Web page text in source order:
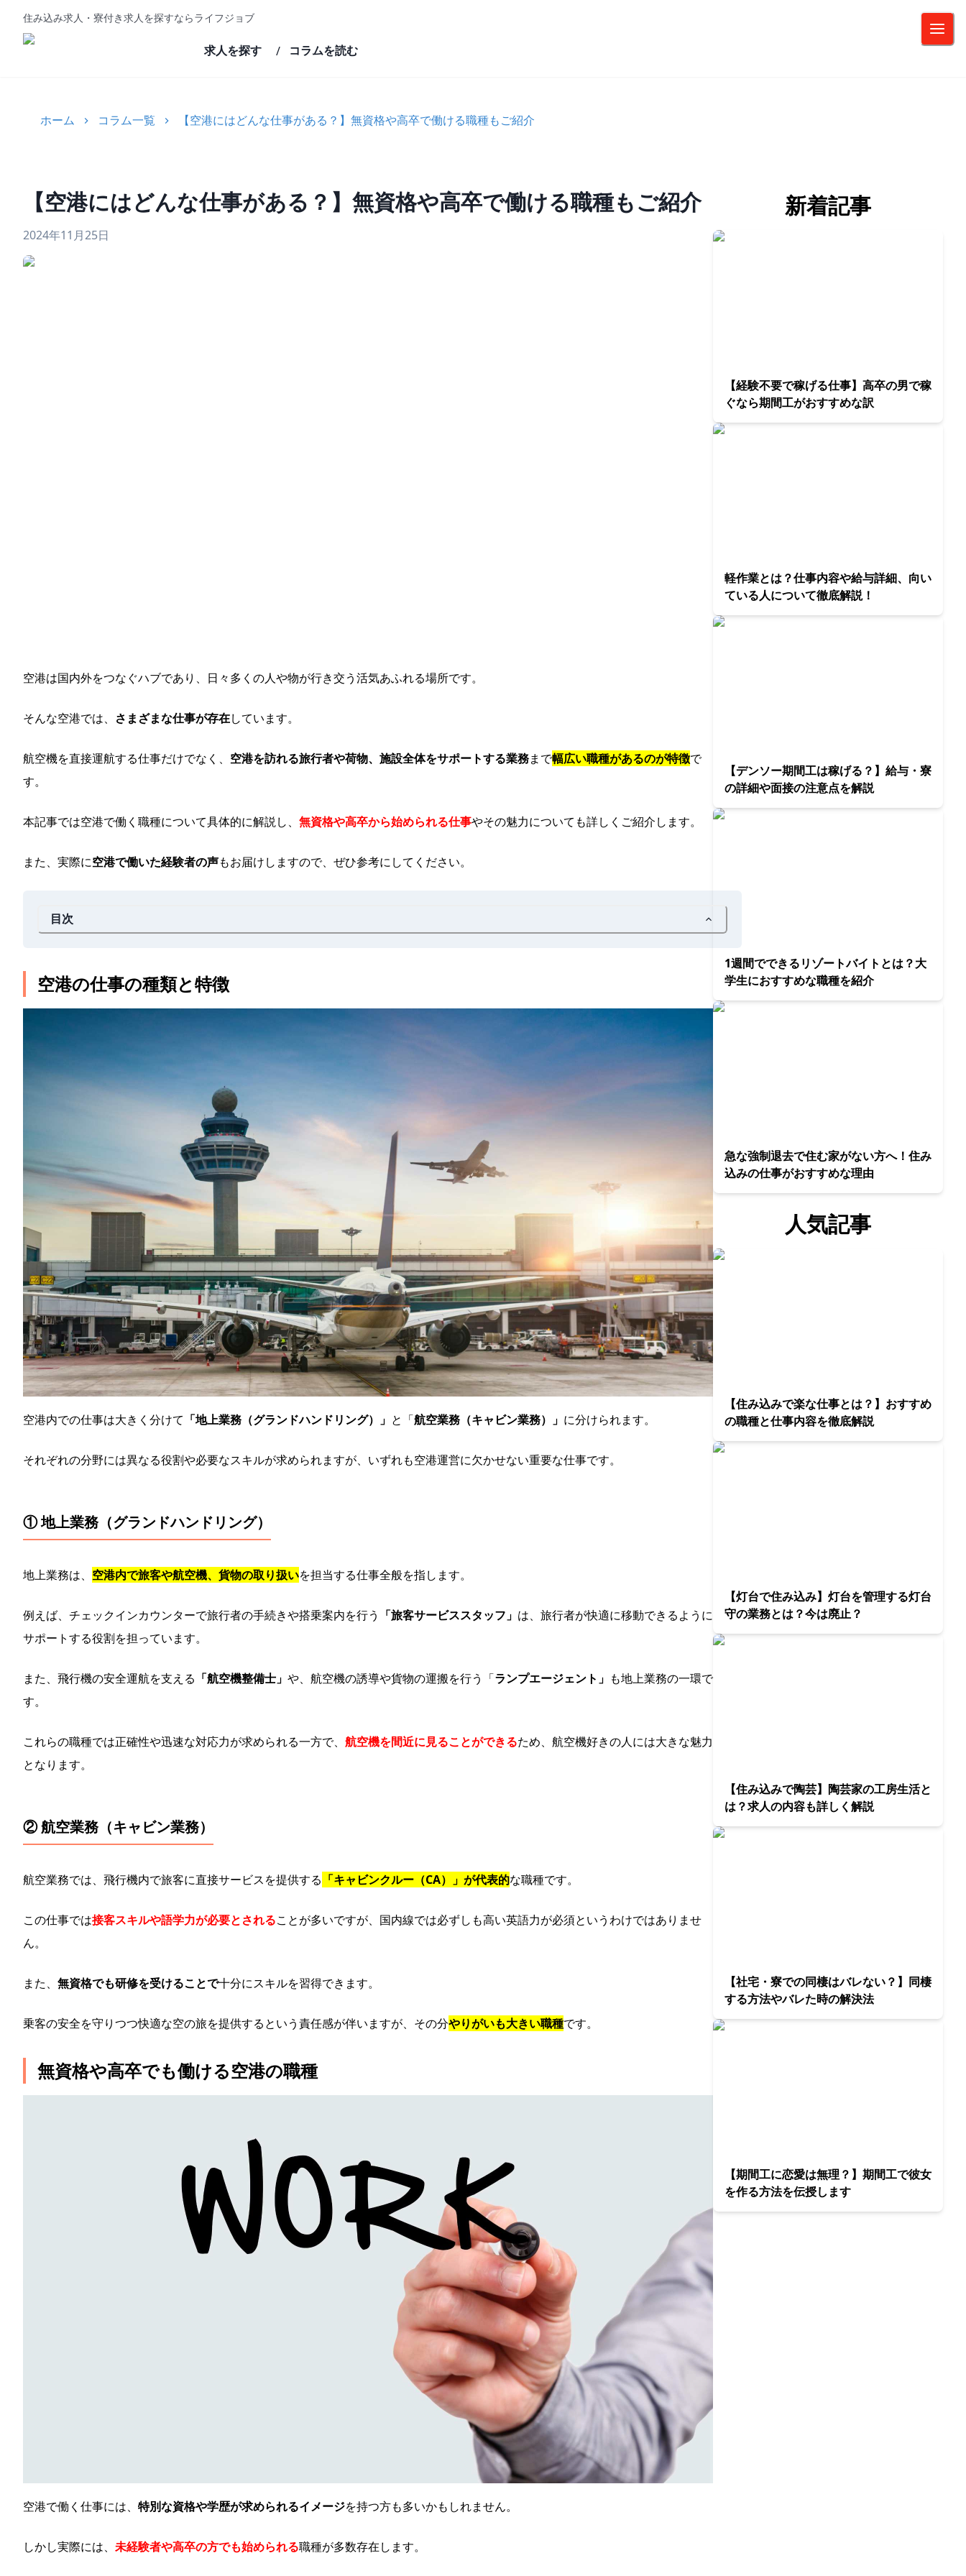
住み込み求人・寮付き求人を探すならライフジョブ
求人を探す / コラムを読む
ホーム コラム一覧 【空港にはどんな仕事がある？】無資格や高卒で働ける職種もご紹介
【空港にはどんな仕事がある？】無資格や高卒で働ける職種もご紹介
2024年11月25日
空港は国内外をつなぐハブであり、日々多くの人や物が行き交う活気あふれる場所です。
そんな空港では、 さまざまな仕事が存在しています。
航空機を直接運航する仕事だけでなく、 空港を訪れる旅行者や荷物、施設全体をサポートする業務まで幅広い職種があるのが特徴で
す。
本記事では空港で働く職種について具体的に解説し、 無資格や高卒から始められる仕事やその魅力についても詳しくご紹介します。
また、実際に空港で働いた経験者の声もお届けしますので、ぜひ参考にしてください。
目次
空港の仕事の種類と特徴
空港内での仕事は大きく分けて 「地上業務（グランドハンドリング）」 と「航空業務（キャビン業務）」 に分けられます。
それぞれの分野には異なる役割や必要なスキルが求められますが、いずれも空港運営に欠かせない重要な仕事です。
① 地上業務（グランドハンドリング）
地上業務は、 空港内で旅客や航空機、貨物の取り扱いを担当する仕事全般を指します。
例えば、チェックインカウンターで旅行者の手続きや搭乗案内を行う 「旅客サービススタッフ」 は、旅行者が快適に移動できるように
サポートする役割を担っています。
また、飛行機の安全運航を支える 「航空機整備士」 や、航空機の誘導や貨物の運搬を行う「ランプエージェント」 も地上業務の一環で
す。
これらの職種では正確性や迅速な対応力が求められる一方で、 航空機を間近に見ることができるため、航空機好きの人には大きな魅力
となります。
② 航空業務（キャビン業務）
航空業務では、飛行機内で旅客に直接サービスを提供する 「キャビンクルー（CA）」が代表的な職種です。
この仕事では接客スキルや語学力が必要とされることが多いですが、国内線では必ずしも高い英語力が必須というわけではありませ
ん。
また、 無資格でも研修を受けることで十分にスキルを習得できます。
乗客の安全を守りつつ快適な空の旅を提供するという責任感が伴いますが、その分やりがいも大きい職種です。
無資格や高卒でも働ける空港の職種
空港で働く仕事には、 特別な資格や学歴が求められるイメージを持つ方も多いかもしれません。
しかし実際には、 未経験者や高卒の方でも始められる職種が多数存在します。
新着記事
【経験不要で稼げる仕事】高卒の男で稼
ぐなら期間工がおすすめな訳
軽作業とは？仕事内容や給与詳細、向い
ている人について徹底解説！
【デンソー期間工は稼げる？】給与・寮
の詳細や面接の注意点を解説
1週間でできるリゾートバイトとは？大
学生におすすめな職種を紹介
急な強制退去で住む家がない方へ！住み
込みの仕事がおすすめな理由
人気記事
【住み込みで楽な仕事とは？】おすすめ
の職種と仕事内容を徹底解説
【灯台で住み込み】灯台を管理する灯台
守の業務とは？今は廃止？
【住み込みで陶芸】陶芸家の工房生活と
は？求人の内容も詳しく解説
【社宅・寮での同棲はバレない？】同棲
する方法やバレた時の解決法
【期間工に恋愛は無理？】期間工で彼女
を作る方法を伝授します